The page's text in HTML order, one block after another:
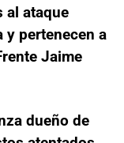
al ataque
y pertenecen a
Jaime
dueño de